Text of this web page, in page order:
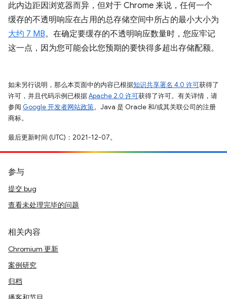
此内边距因浏览器而异，但对于 Chrome 来说，任何一个
缓存的不透明响应在占用的总存储空间中所占的最小大小为
大约 7 MB。在确定要缓存的不透明响应数量时，您应牢记
这一点，因为您可能会比您预期的要快得多超出存储配额。
如未另行说明，那么本页面中的内容已根据知识共享署名 4.0 许可获得了
许可，并且代码示例已根据Apache 2.0 许可获得了许可。有关详情，请
参阅 Google 开发者网站政策。Java 是 Oracle 和/或其关联公司的注册
商标。
最后更新时间 (UTC)：2021-12-07。
参与
提交 bug
查看未处理完毕的问题
相关内容
Chromium 更新
案例研究
归档